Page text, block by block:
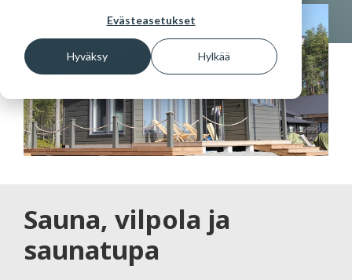
Evästeasetukset
Hyväksy Hylkää
Sauna, vilpola ja
saunatupa